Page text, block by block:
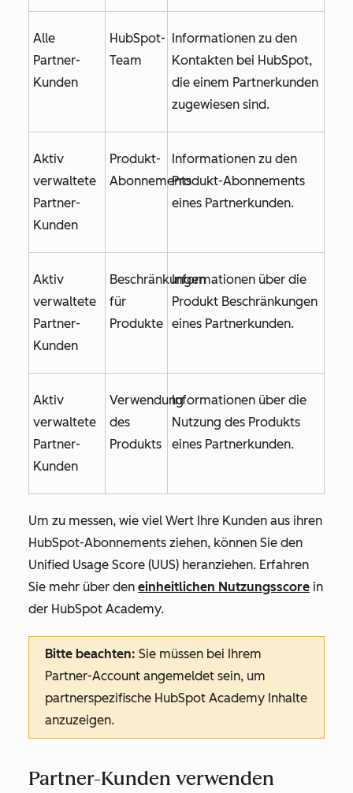
Alle
Partner-
Kunden
HubSpot-
Team
Informationen zu den
Kontakten bei HubSpot,
die einem Partnerkunden
zugewiesen sind.
Aktiv
verwaltete
Partner-
Kunden
Produkt-
Abonnements
Informationen zu den
Produkt-Abonnements
eines Partnerkunden.
Aktiv
verwaltete
Partner-
Kunden
Beschränkungen
für
Produkte
Informationen über die
Produkt Beschränkungen
eines Partnerkunden.
Aktiv
verwaltete
Partner-
Kunden
Verwendung
des
Produkts
Informationen über die
Nutzung des Produkts
eines Partnerkunden.
Um zu messen, wie viel Wert Ihre Kunden aus ihren
HubSpot-Abonnements ziehen, können Sie den
Unified Usage Score (UUS) heranziehen. Erfahren
Sie mehr über den einheitlichen Nutzungsscore in
der HubSpot Academy.
Bitte beachten: Sie müssen bei Ihrem
Partner-Account angemeldet sein, um
partnerspezifische HubSpot Academy Inhalte
anzuzeigen.
Partner-Kunden verwenden